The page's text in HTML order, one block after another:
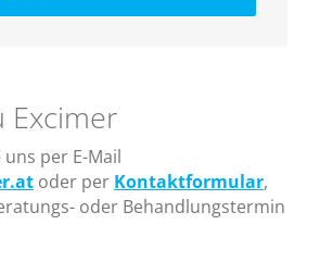
Excimer
per E-Mail
oder per Kontaktformular,
oder Behandlungstermin